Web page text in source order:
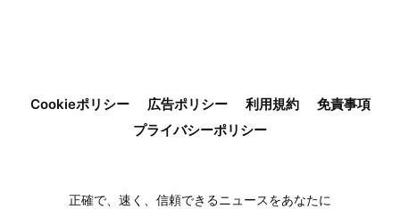
Cookieポリシー 広告ポリシー 利用規約
免責事項
プライバシーポリシー
正確で、速く、信頼できるニュースをあなたに